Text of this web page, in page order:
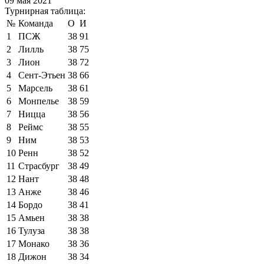
Турнирная таблица:
№ Команда О И
1
ПСЖ 38 91
2
Лилль 38 75
3
Лион 38 72
4
Сент-Этьен 38 66
5
Марсель 38 61
6
Монпелье 38 59
7
Ницца 38 56
8
Реймс 38 55
9
Ним 38 53
10 Ренн 38 52
11 Страсбург 38 49
12 Нант 38 48
13 Анже 38 46
14 Бордо 38 41
15 Амьен 38 38
16 Тулуза 38 38
17 Монако 38 36
18 Дижон 38 34